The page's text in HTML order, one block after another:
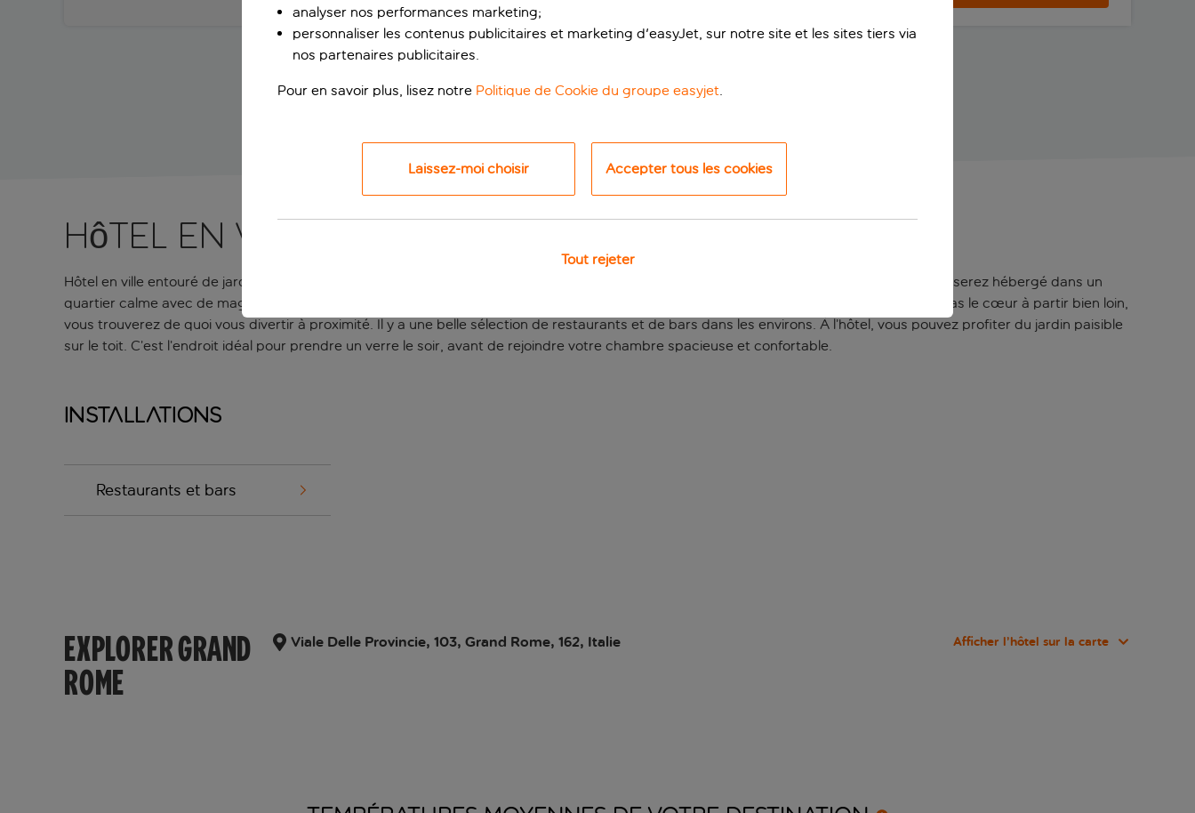
Hôtel en ville entouré de jardins
Hôtel en ville entouré de jardins. Le Delle Province est un lieu de détente parfait après une journée passée à explorer la ville éternelle. Vous serez hébergé dans un
quartier calme avec de magnifiques jardins. L’hôtel est à dix minutes en voiture du centre-ville, pas une de plus. Les jours où vous n’avez pas le cœur à partir bien loin,
vous trouverez de quoi vous divertir à proximité. Il y a une belle sélection de restaurants et de bars dans les environs. À l’hôtel, vous pouvez profiter du jardin paisible
sur le toit. C’est l’endroit idéal pour prendre un verre le soir, avant de rejoindre votre chambre spacieuse et confortable.
Installations
Restaurants et bars
EXPLORER GRAND
ROME
Viale Delle Provincie, 103, Grand Rome, 162, Italie Afficher l’hôtel sur la carte
analyser nos performances marketing;
personnaliser les contenus publicitaires et marketing d'easyJet, sur notre site et les sites tiers via
nos partenaires publicitaires.
Pour en savoir plus, lisez notre Politique de Cookie du groupe easyjet
Laissez-moi choisir Accepter tous les cookies
Tout rejeter